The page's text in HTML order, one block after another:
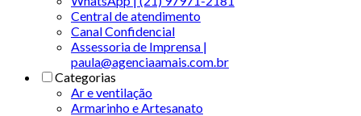
Central de atendimento
Canal Confidencial
Assessoria de Imprensa |
paula@agenciaamais.com.br
Categorias
Ar e ventilação
Armarinho e Artesanato